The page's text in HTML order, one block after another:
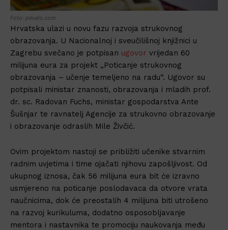
Foto: pexels.com
Hrvatska ulazi u novu fazu razvoja strukovnog
obrazovanja. U Nacionalnoj i sveučilišnoj knjižnici u
Zagrebu svečano je potpisan ugovor vrijedan 60
milijuna eura za projekt „Poticanje strukovnog
obrazovanja – učenje temeljeno na radu“. Ugovor su
potpisali ministar znanosti, obrazovanja i mladih prof.
dr. sc. Radovan Fuchs, ministar gospodarstva Ante
Šušnjar te ravnatelj Agencije za strukovno obrazovanje
i obrazovanje odraslih Mile Živčić.
Ovim projektom nastoji se približiti učenike stvarnim
radnim uvjetima i time ojačati njihovu zapošljivost. Od
ukupnog iznosa, čak 56 milijuna eura bit će izravno
usmjereno na poticanje poslodavaca da otvore vrata
naučnicima, dok će preostalih 4 milijuna biti utrošeno
na razvoj kurikuluma, dodatno osposobljavanje
mentora i nastavnika te promociju naukovanja među